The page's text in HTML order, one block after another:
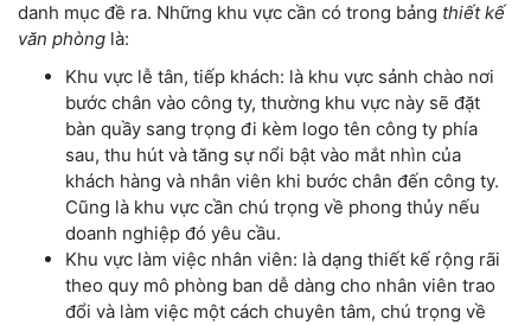
danh mục đề ra. Những khu vực cần có trong bảng thiết kế
văn phòng là:
Khu vực lễ tân, tiếp khách: là khu vực sảnh chào nơi
bước chân vào công ty, thường khu vực này sẽ đặt
bàn quầy sang trọng đi kèm logo tên công ty phía
sau, thu hút và tăng sự nổi bật vào mắt nhìn của
khách hàng và nhân viên khi bước chân đến công ty.
Cũng là khu vực cần chú trọng về phong thủy nếu
doanh nghiệp đó yêu cầu.
Khu vực làm việc nhân viên: là dạng thiết kế rộng rãi
theo quy mô phòng ban dễ dàng cho nhân viên trao
đổi và làm việc một cách chuyên tâm, chú trọng về